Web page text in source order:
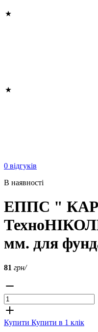
0 відгуків
В наявності
ЕППС "
мм. для
81 грн/
Купити Купити в 1 клік